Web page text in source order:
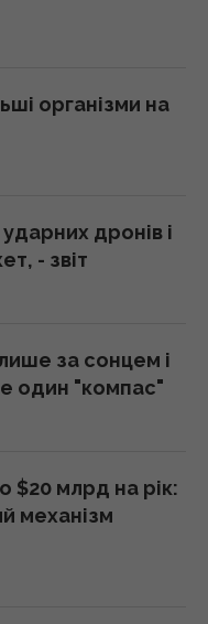
організми на
дронів і
- звіт
за сонцем і
один "компас"
$20 млрд на рік:
механізм